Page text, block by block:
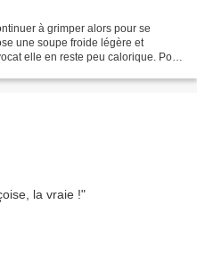
à grimper alors pour se
une soupe froide légère et
elle en reste peu calorique. Pour